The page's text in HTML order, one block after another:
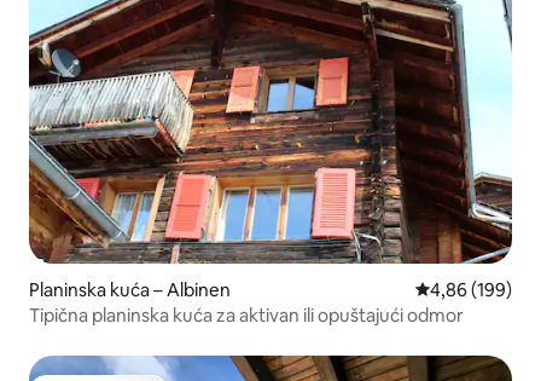
Planinska kuća – Albinen Prosječna
4,86 (199)
Tipična planinska kuća za aktivan ili opuštajući odmor